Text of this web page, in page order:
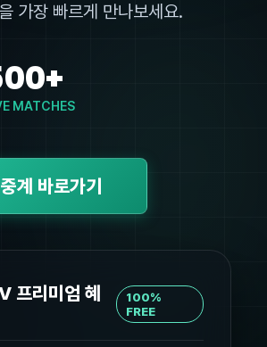
가장 빠르게 만나보세요.
MATCHES
계 바로가기
프리미엄 혜
100%
FREE